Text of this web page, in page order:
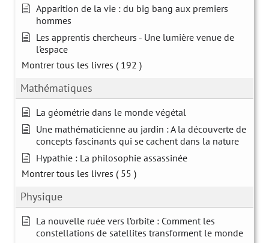
Apparition de la vie : du big bang aux premiers
hommes
Les apprentis chercheurs - Une lumière venue de
l'espace
Montrer tous les livres ( 192 )
Mathématiques
La géométrie dans le monde végétal
Une mathématicienne au jardin : A la découverte de
concepts fascinants qui se cachent dans la nature
Hypathie : La philosophie assassinée
Montrer tous les livres ( 55 )
Physique
La nouvelle ruée vers l’orbite : Comment les
constellations de satellites transforment le monde